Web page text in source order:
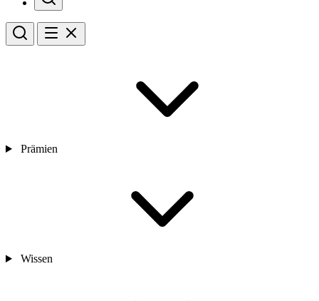
Prämien
Wissen